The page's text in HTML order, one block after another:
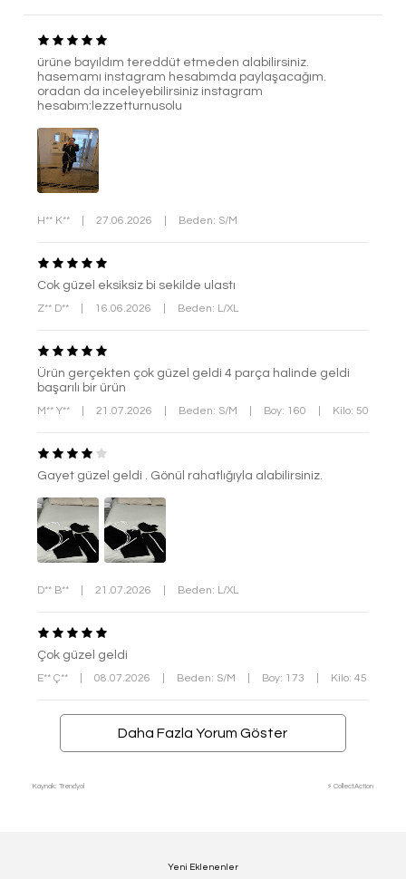
ürüne bayıldım tereddüt etmeden alabilirsiniz.
hasemamı instagram hesabımda paylaşacağım.
oradan da inceleyebilirsiniz instagram
hesabım:lezzetturnusolu
H** K** 27.06.2026 Beden: S/M
Cok güzel eksiksiz bi sekilde ulastı
Z** D** 16.06.2026 Beden: L/XL
Ürün gerçekten çok güzel geldi 4 parça halinde geldi
başarılı bir ürün
M** Y** 21.07.2026 Beden: S/M Boy: 160 Kilo: 50
Gayet güzel geldi . Gönül rahatlığıyla alabilirsiniz.
D** B** 21.07.2026 Beden: L/XL
Çok güzel geldi
E** Ç** 08.07.2026 Beden: S/M Boy: 173 Kilo: 45
Daha Fazla Yorum Göster
Kaynak: Trendyol ⚡ CollectAction
Yeni Eklenenler